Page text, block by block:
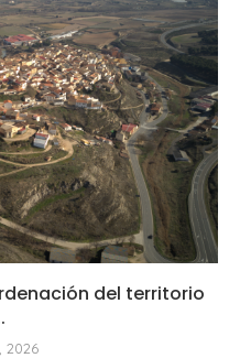
del territorio
2026